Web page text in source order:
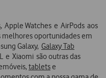
, Apple Watches e AirPods aos
oportunidades em
Galaxy, Galaxy Tab
e Xiaomi são outras das
tabletse